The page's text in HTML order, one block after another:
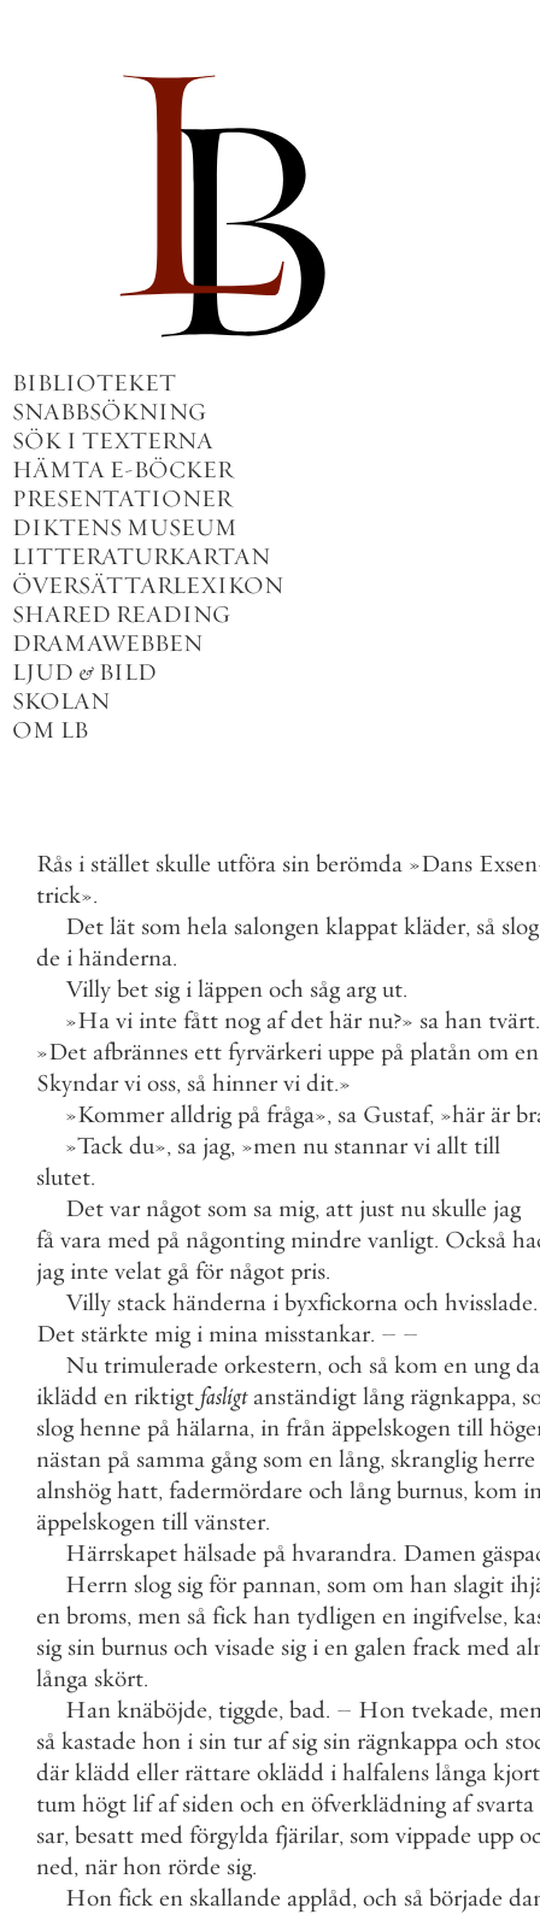
BIBLIOTEKET
SNABBSÖKNING
SÖK I TEXTERNA
HÄMTA E-BÖCKER
PRESENTATIONER
DIKTENS MUSEUM
LITTERATURKARTAN
ÖVERSÄTTARLEXIKON
SHARED READING
DRAMAWEBBEN
LJUD & BILD
SKOLAN
OM LB
Rås i stället skulle utföra sin berömda »Dans Exsen
trick».
Det lät som hela salongen klappat kläder, så slog
de i händerna.
Villy bet sig i läppen och såg arg ut.
»Ha vi inte fått nog af det här nu?» sa han tvärt.
»Det afbrännes ett fyrvärkeri uppe på platån om en
Skyndar vi oss, så hinner vi dit.»
»Kommer alldrig på fråga», sa Gustaf, »här är
»Tack du», sa jag, »men nu stannar vi allt till
slutet.
Det var något som sa mig, att just nu skulle jag
få vara med på någonting mindre vanligt. Också
jag inte velat gå för något pris.
Villy stack händerna i byxfickorna och hvisslade.
Det stärkte mig i mina misstankar. – –
Nu trimulerade orkestern, och så kom en ung
iklädd en riktigt fasligt anständigt lång rägnkappa,
slog henne på hälarna, in från äppelskogen till
nästan på samma gång som en lång, skranglig herre
alnshög hatt, fadermördare och lång burnus, kom
äppelskogen till vänster.
Härrskapet hälsade på hvarandra. Damen
Herrn slog sig för pannan, som om han slagit
en broms, men så fick han tydligen en ingifvelse,
sig sin burnus och visade sig i en galen frack med
långa skört.
Han knäböjde, tiggde, bad. – Hon tvekade,
så kastade hon i sin tur af sig sin rägnkappa och
där klädd eller rättare oklädd i halfalens långa
tum högt lif af siden och en öfverklädning af svarta
sar, besatt med förgylda fjärilar, som vippade upp
ned, när hon rörde sig.
Hon fick en skallande applåd, och så började